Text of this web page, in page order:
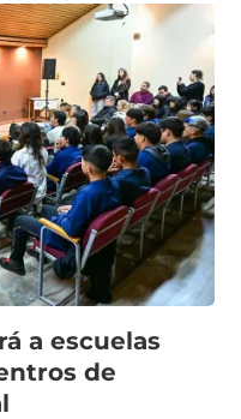
a escuelas
de